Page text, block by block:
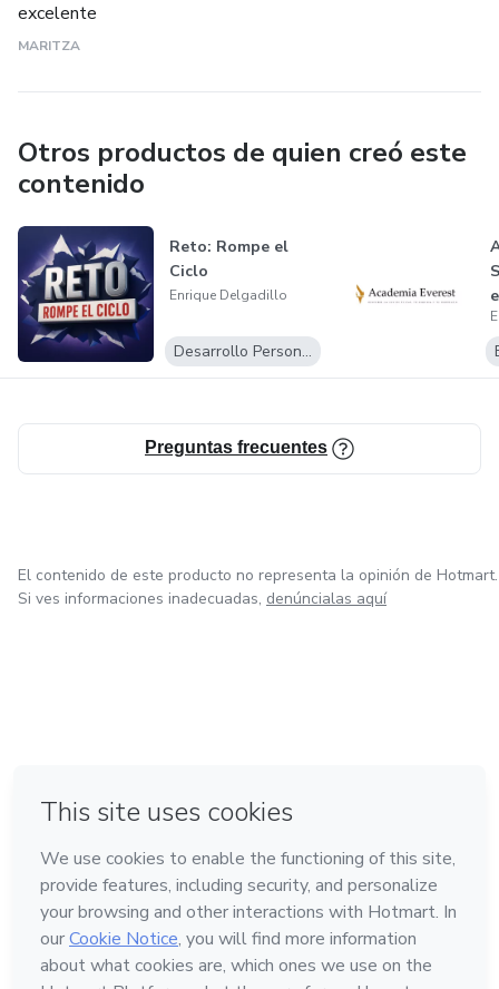
excelente
MARITZA
Otros productos de quien creó este
contenido
Reto: Rompe el
Ciclo
Enrique Delgadillo
Desarrollo Personal
Preguntas frecuentes
El contenido de este producto no representa la opinión de Hotmart.
Si ves informaciones inadecuadas, denúncialas aquí
Hecho con❤ en Ciudad de México
Conoce Hotmart